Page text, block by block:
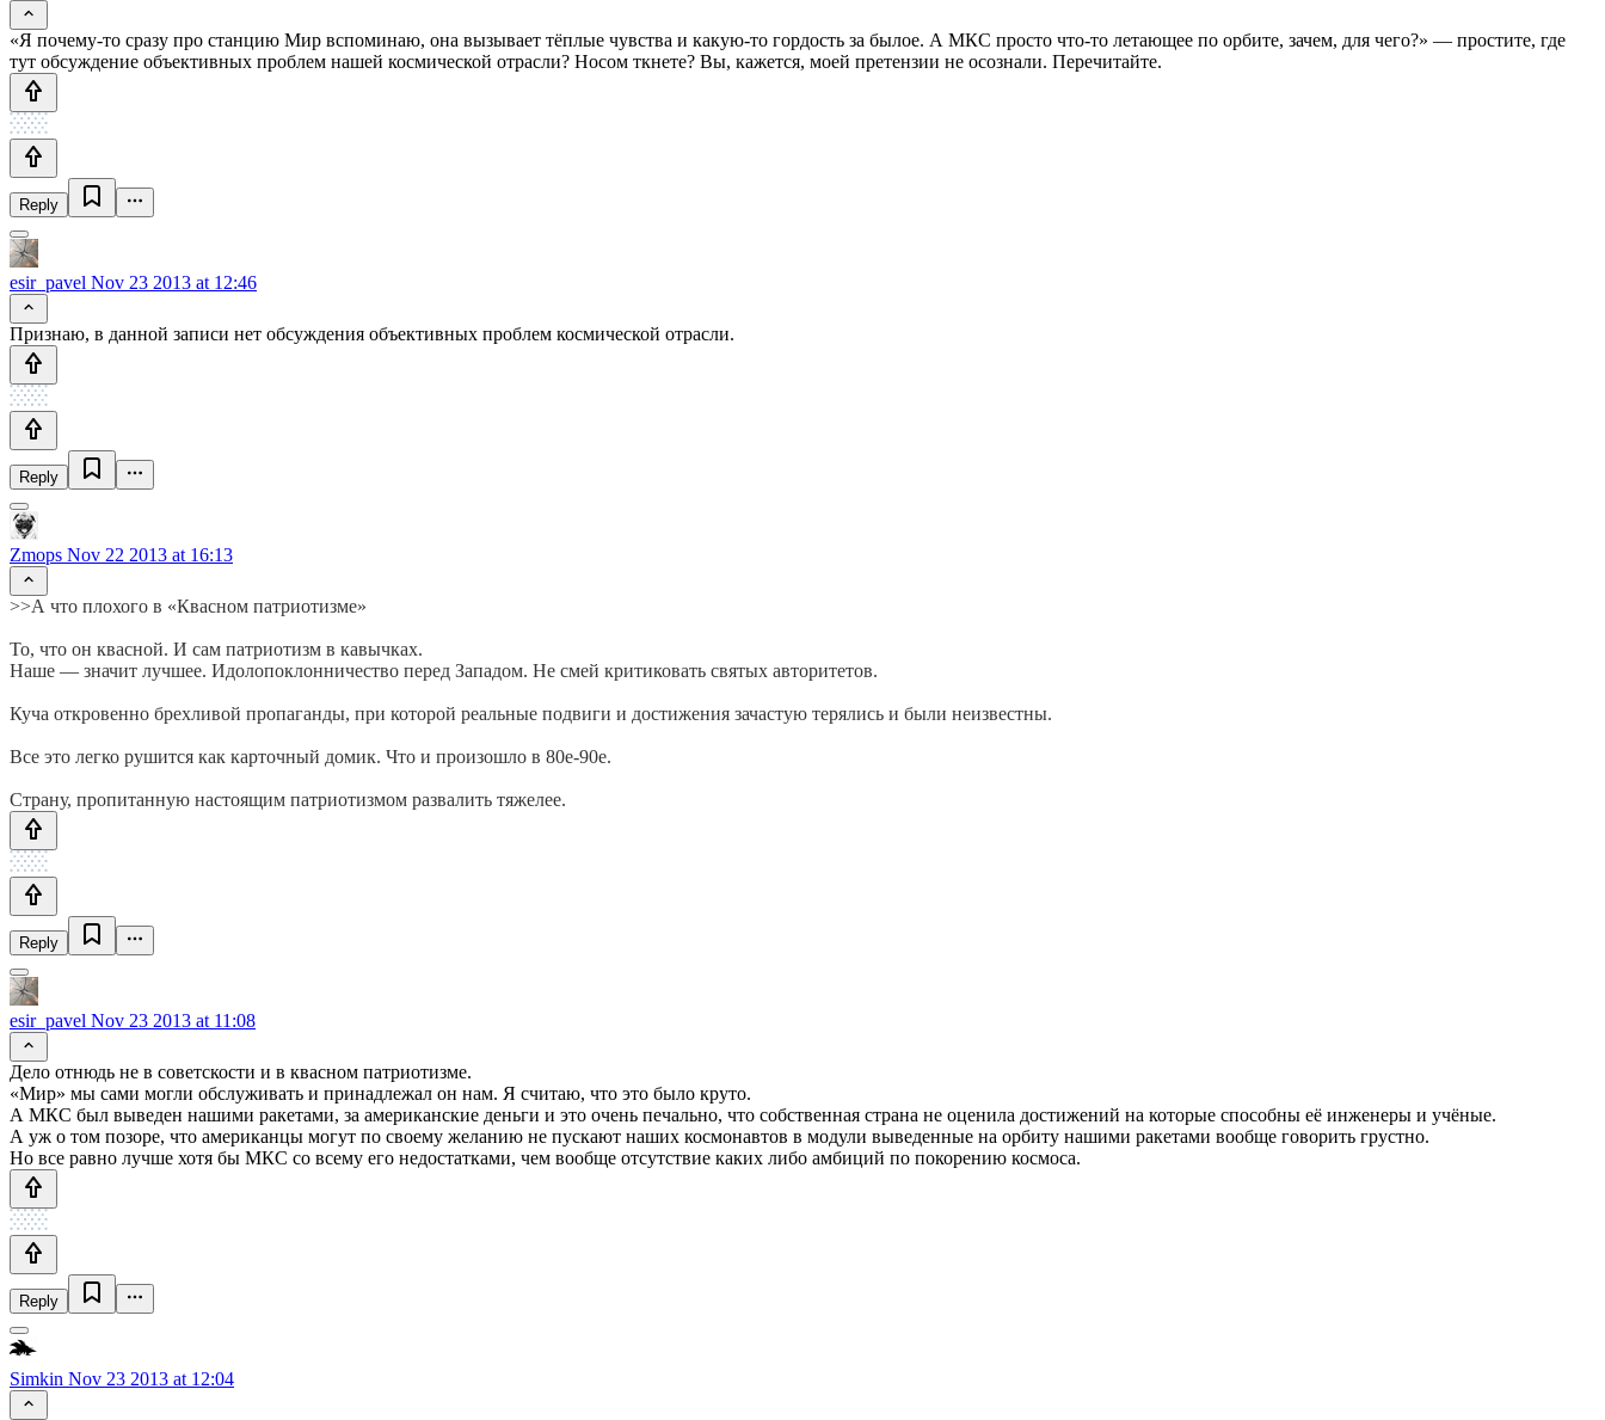
«Я почему-то сразу про станцию Мир вспоминаю, она вызывает тёплые чувства и какую-то гордость за былое. А МКС просто что-то летающее по орбите, зачем, для чего?» — простите, где
тут обсуждение объективных проблем нашей космической отрасли? Носом ткнете? Вы, кажется, моей претензии не осознали. Перечитайте.
Reply
esir_pavel Nov 23 2013 at 12:46
Признаю, в данной записи нет обсуждения объективных проблем космической отрасли.
Reply
Zmops Nov 22 2013 at 16:13
>>А что плохого в «Квасном патриотизме»
То, что он квасной. И сам патриотизм в кавычках.
Наше — значит лучшее. Идолопоклонничество перед Западом. Не смей критиковать святых авторитетов.
Куча откровенно брехливой пропаганды, при которой реальные подвиги и достижения зачастую терялись и были неизвестны.
Все это легко рушится как карточный домик. Что и произошло в 80е-90е.
Страну, пропитанную настоящим патриотизмом развалить тяжелее.
Reply
esir_pavel Nov 23 2013 at 11:08
Дело отнюдь не в советскости и в квасном патриотизме.
«Мир» мы сами могли обслуживать и принадлежал он нам. Я считаю, что это было круто.
А МКС был выведен нашими ракетами, за американские деньги и это очень печально, что собственная страна не оценила достижений на которые способны её инженеры и учёные.
А уж о том позоре, что американцы могут по своему желанию не пускают наших космонавтов в модули выведенные на орбиту нашими ракетами вообще говорить грустно.
Но все равно лучше хотя бы МКС со всему его недостатками, чем вообще отсутствие каких либо амбиций по покорению космоса.
Reply
Simkin Nov 23 2013 at 12:04